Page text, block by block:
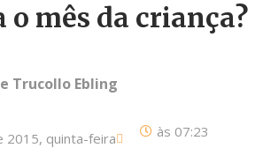
o mês da criança?
Trucollo Ebling
2015, quinta-feira às 07:23